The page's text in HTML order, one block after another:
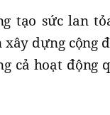
tạo sức lan
dựng cộng
cả hoạt động